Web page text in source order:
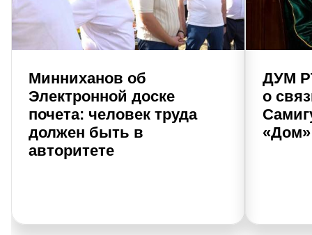
Минниханов об
Электронной доске
почета: человек труда
должен быть в
авторитете
ДУМ
о
«Дом»